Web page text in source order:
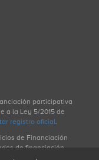
participativa
a la Ley 5/2015 de
registro oficial.
de Financiación
de financiación